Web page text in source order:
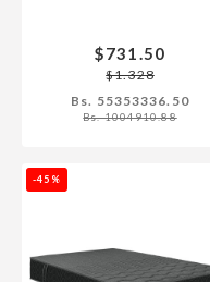
$731.50
$1.328
Bs. 55353336.50
Bs. 1004910.88
-45%